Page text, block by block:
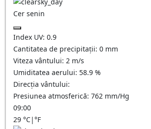
Cer senin
Index UV: 0.9
Cantitatea de precipitații: 0 mm
Viteza vântului: 2 m/s
Umiditatea aerului: 58.9 %
Direcția vântului:
Presiunea atmosferică: 762 mm/Hg
09:00
29 °C|°F